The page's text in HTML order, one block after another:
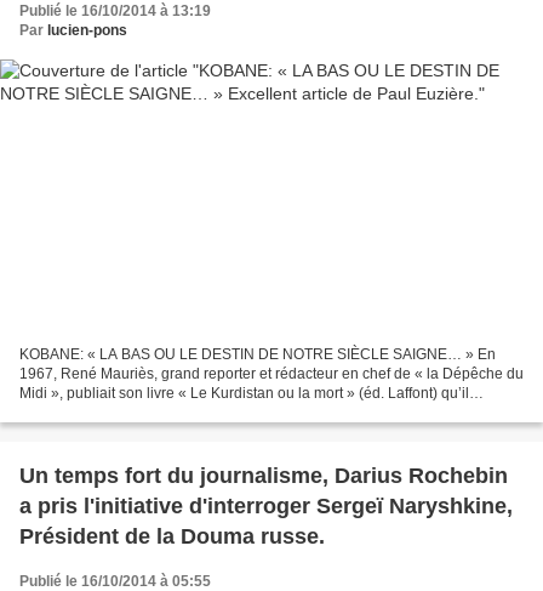
Publié le 16/10/2014 à 13:19
Par lucien-pons
KOBANE: « LA BAS OU LE DESTIN DE NOTRE SIÈCLE SAIGNE… » En
1967, René Mauriès, grand reporter et rédacteur en chef de « la Dépêche du
Midi », publiait son livre « Le Kurdistan ou la mort » (éd. Laffont) qu’il
Un temps fort du journalisme, Darius Rochebin
a pris l'initiative d'interroger Sergeï Naryshkine,
Président de la Douma russe.
Publié le 16/10/2014 à 05:55